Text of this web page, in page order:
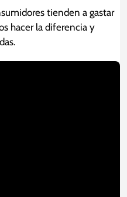
tienden a gastar
hacer la diferencia y